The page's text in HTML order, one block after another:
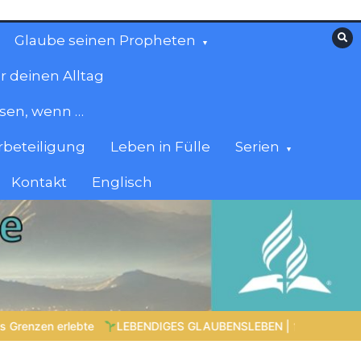
Glaube seinen Propheten
deinen Alltag
wenn …
Leben in Fülle Serien
Kontakt Englisch
| Lektion 6.Geistliche Gaben | 6.4 Die Gabe der